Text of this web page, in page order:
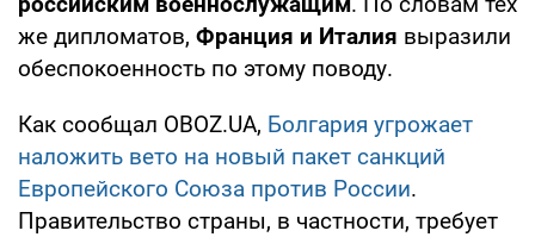
же дипломатов, Франция и Италия выразили
обеспокоенность по этому поводу.
Как сообщал OBOZ.UA, Болгария угрожает
наложить вето на новый пакет санкций
Европейского Союза против России.
Правительство страны, в частности, требует